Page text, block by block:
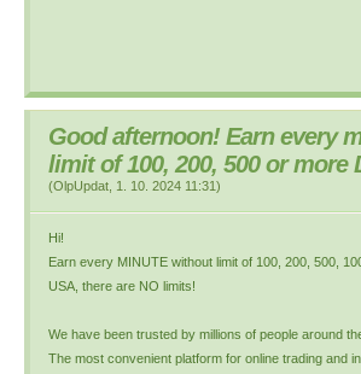
Good afternoon! Earn every
limit of 100, 200, 500 or more
(OlpUpdat 1. 10. 2024 11:31)
Hi!
Earn every MINUTE without limit of 100, 200, 500,
USA, there are NO limits!
We have been trusted by millions of people around
The most convenient platform for online trading and